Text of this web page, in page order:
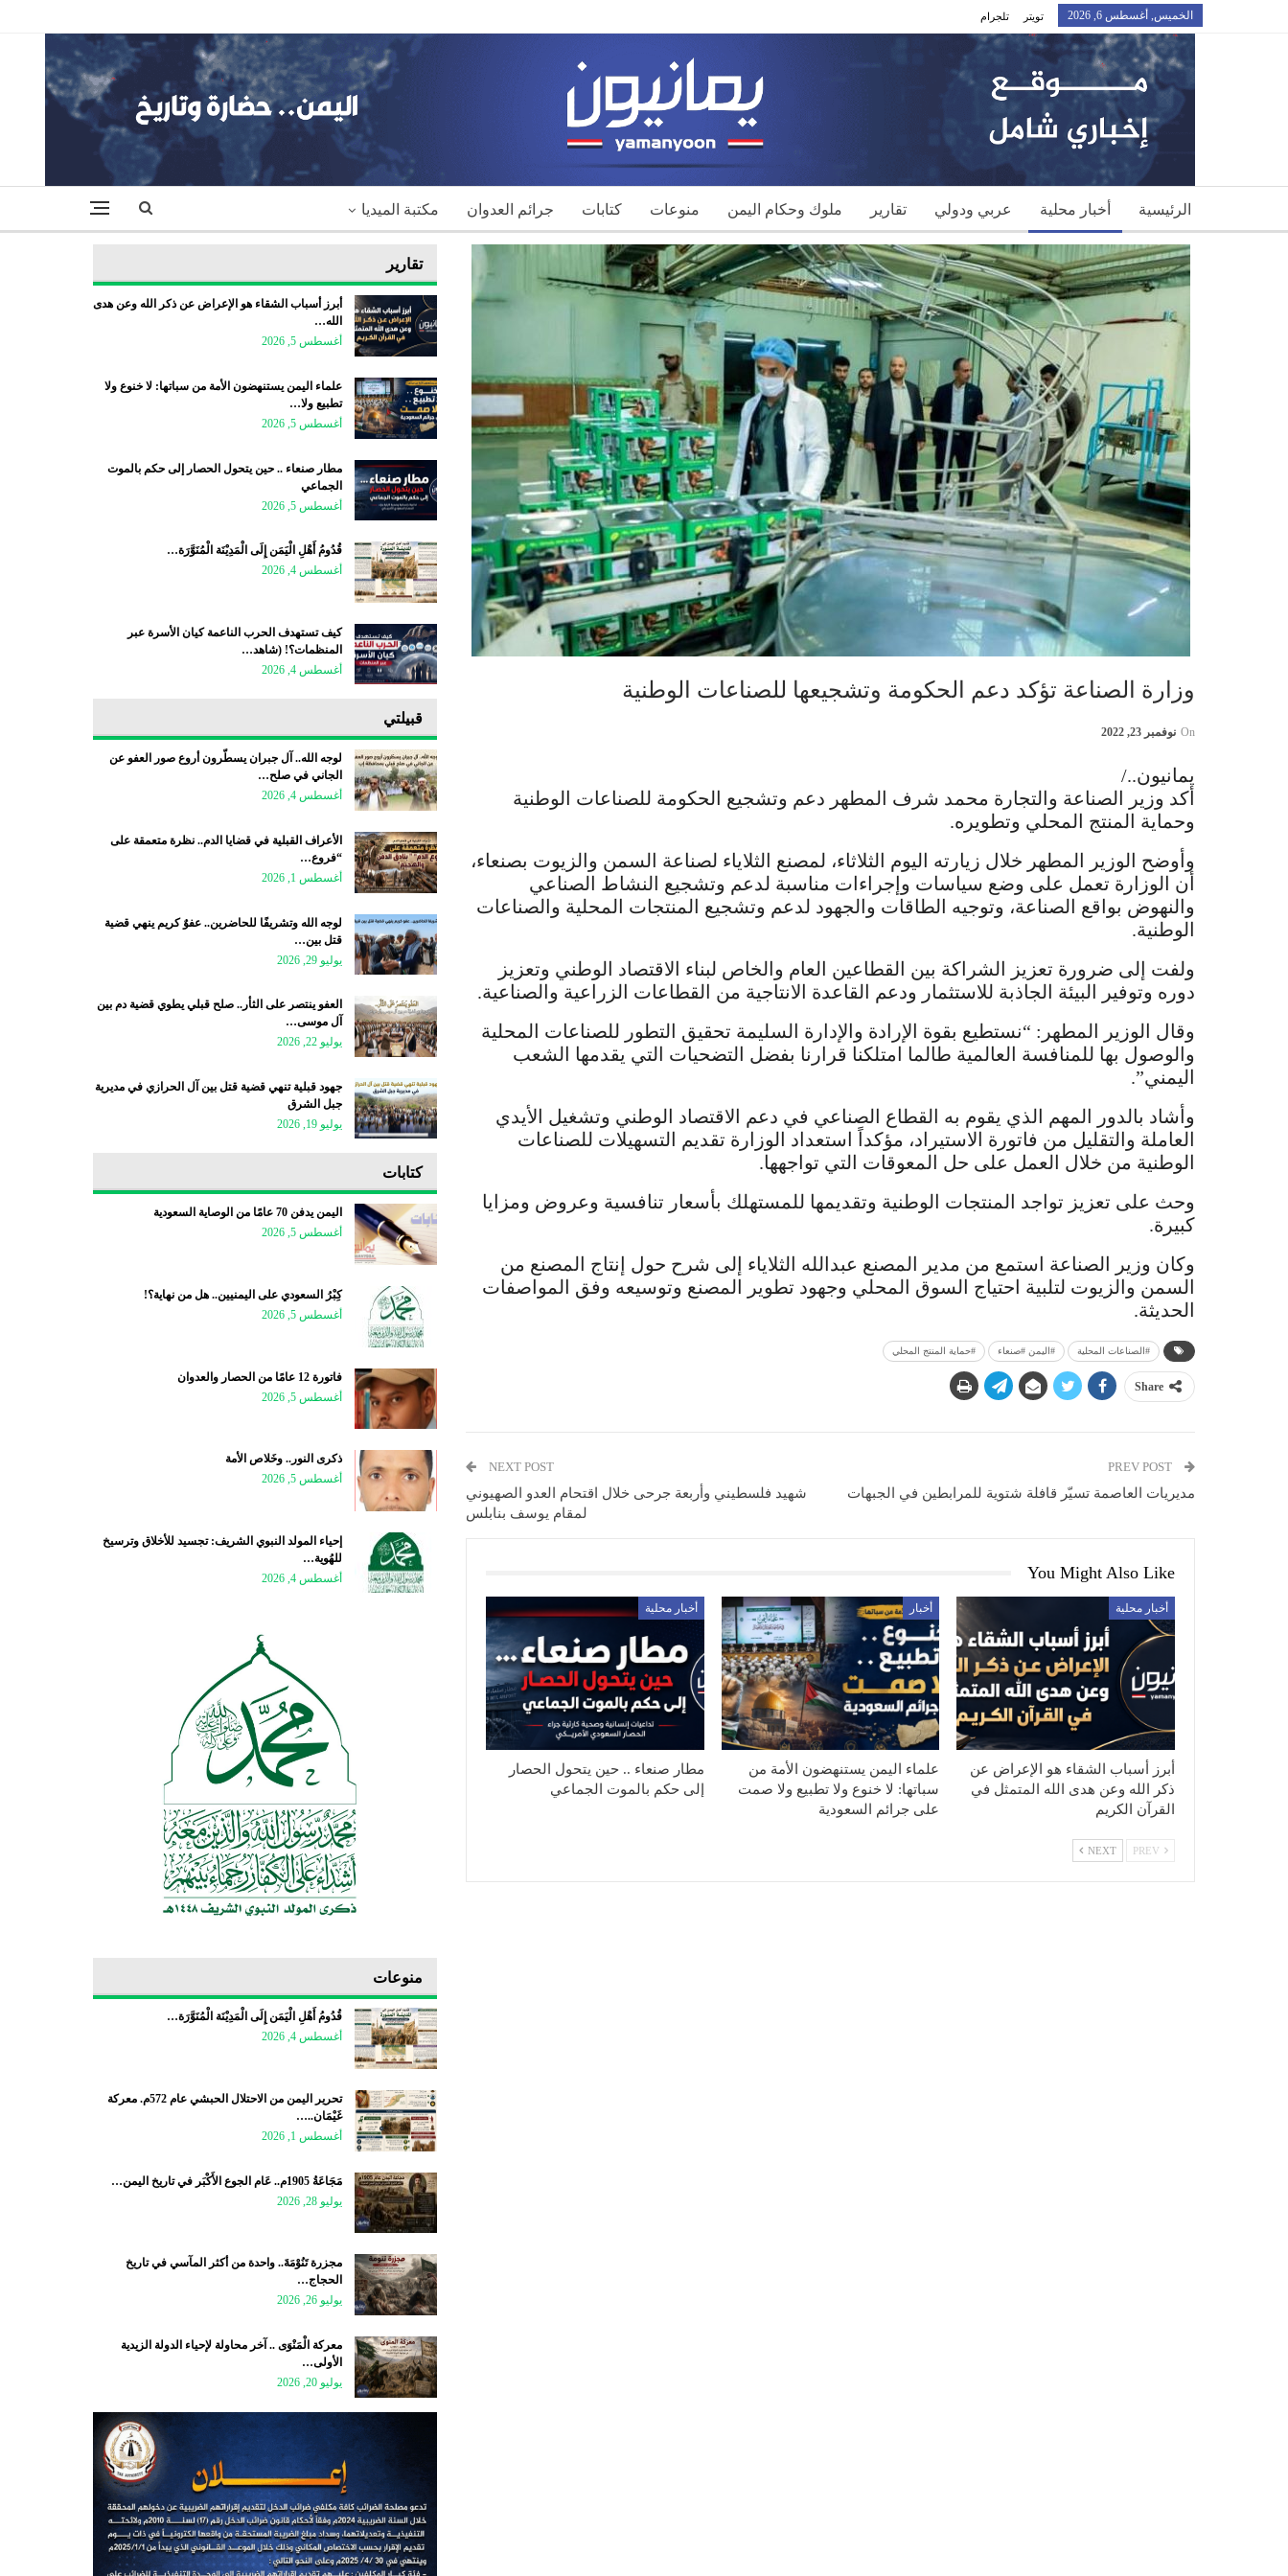
الخميس, أغسطس 6, 2026 تويتر تلجرام
الرئيسية أخبار محلية عربي ودولي تقارير ملوك وحكام اليمن منوعات كتابات جرائم العدوان مكتبة الميديا
وزارة الصناعة تؤكد دعم الحكومة وتشجيعها للصناعات الوطنية
On نوفمبر 23, 2022
يمانيون../
أكد وزير الصناعة والتجارة محمد شرف المطهر دعم وتشجيع الحكومة للصناعات الوطنية
وحماية المنتج المحلي وتطويره.
وأوضح الوزير المطهر خلال زيارته اليوم الثلاثاء، لمصنع الثلاياء لصناعة السمن والزيوت بصنعاء،
أن الوزارة تعمل على وضع سياسات وإجراءات مناسبة لدعم وتشجيع النشاط الصناعي
والنهوض بواقع الصناعة، وتوجيه الطاقات والجهود لدعم وتشجيع المنتجات المحلية والصناعات
الوطنية.
ولفت إلى ضرورة تعزيز الشراكة بين القطاعين العام والخاص لبناء الاقتصاد الوطني وتعزيز
دوره وتوفير البيئة الجاذبة للاستثمار ودعم القاعدة الانتاجية من القطاعات الزراعية والصناعية.
وقال الوزير المطهر: “نستطيع بقوة الإرادة والإدارة السليمة تحقيق التطور للصناعات المحلية
والوصول بها للمنافسة العالمية طالما امتلكنا قرارنا بفضل التضحيات التي يقدمها الشعب
اليمني”.
وأشاد بالدور المهم الذي يقوم به القطاع الصناعي في دعم الاقتصاد الوطني وتشغيل الأيدي
العاملة والتقليل من فاتورة الاستيراد، مؤكداً استعداد الوزارة تقديم التسهيلات للصناعات
الوطنية من خلال العمل على حل المعوقات التي تواجهها.
وحث على تعزيز تواجد المنتجات الوطنية وتقديمها للمستهلك بأسعار تنافسية وعروض ومزايا
كبيرة.
وكان وزير الصناعة استمع من مدير المصنع عبدالله الثلاياء إلى شرح حول إنتاج المصنع من
السمن والزيوت لتلبية احتياج السوق المحلي وجهود تطوير المصنع وتوسيعه وفق المواصفات
الحديثة.
#الصناعات المحلية #اليمن #صنعاء #حماية المنتج المحلي
Share
مديريات العاصمة تسيّر قافلة شتوية للمرابطين في الجبهات
NEXT POST
شهيد فلسطيني وأربعة جرحى خلال اقتحام العدو الصهيوني
لمقام يوسف بنابلس
You Might Also Like
أخبار محلية
أبرز أسباب الشقاء هو الإعراض عن
ذكر الله وعن هدى الله المتمثل في
القرآن الكريم
أخبار
علماء اليمن يستنهضون الأمة من
سباتها: لا خنوع ولا تطبيع ولا صمت
على جرائم السعودية
أخبار محلية
مطار صنعاء .. حين يتحول الحصار
إلى حكم بالموت الجماعي
NEXT
تقارير
أبرز أسباب الشقاء هو الإعراض عن ذكر الله وعن هدى
الله…
أغسطس 5, 2026
علماء اليمن يستنهضون الأمة من سباتها: لا خنوع ولا
تطبيع ولا…
أغسطس 5, 2026
مطار صنعاء .. حين يتحول الحصار إلى حكم بالموت
الجماعي
أغسطس 5, 2026
قُدُومُ أَهْلِ الْيَمَن إِلَى الْمَدِيْنَة الْمُنَوَّرَة…
أغسطس 4, 2026
كيف تستهدف الحرب الناعمة كيان الأسرة عبر
المنظمات؟! (شاهد…
أغسطس 4, 2026
قبيلتي
لوجه الله.. آل جبران يسطّرون أروع صور العفو عن
الجاني في صلح…
أغسطس 4, 2026
الأعراف القبلية في قضايا الدم.. نظرة متعمقة على
“فروع…
أغسطس 1, 2026
لوجه الله وتشريفًا للحاضرين.. عفوٌ كريم ينهي قضية
قتل بين…
يوليو 29, 2026
العفو ينتصر على الثأر.. صلح قبلي يطوي قضية دم بين
آل موسى…
يوليو 22, 2026
جهود قبلية تنهي قضية قتل بين آل الحرازي في مديرية
جبل الشرق
يوليو 19, 2026
كتابات
اليمن يدفن 70 عامًا من الوصاية السعودية
أغسطس 5, 2026
كِبْرُ السعودي على اليمنيين.. هل من نهاية؟!
أغسطس 5, 2026
فاتورة 12 عامًا من الحصار والعدوان
أغسطس 5, 2026
ذكرى النور.. وخَلاص الأمة
أغسطس 5, 2026
إحياء المولد النبوي الشريف: تجسيد للأخلاق وترسيخ
للهُوية…
أغسطس 4, 2026
منوعات
قُدُومُ أَهْلِ الْيَمَن إِلَى الْمَدِيْنَة الْمُنَوَّرَة…
أغسطس 4, 2026
تحرير اليمن من الاحتلال الحبشي عام 572م. معركة
غَيْمَان..…
أغسطس 1, 2026
مَجَاعَةُ 1905م.. عَام الجوع الأَكْبَر في تاريخ اليمن…
يوليو 28, 2026
مجزرة تَنُوْمَةَ.. واحدة من أكثر المآسي في تاريخ
الحجاج…
يوليو 26, 2026
معركة الْمَنْوَى .. آخر محاولة لإحياء الدولة الزيدية
الأولى…
يوليو 20, 2026